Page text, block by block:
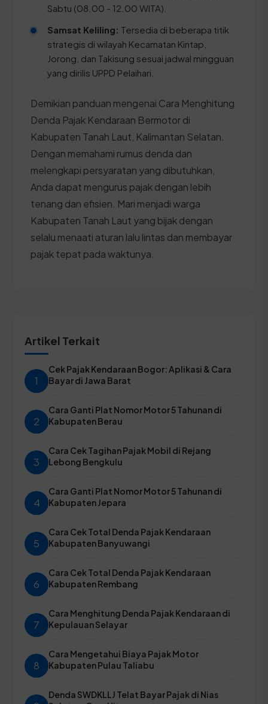
Sabtu (08.00 - 12.00 WITA).
Samsat Keliling: Tersedia di beberapa titik
strategis di wilayah Kecamatan Kintap,
Jorong, dan Takisung sesuai jadwal mingguan
yang dirilis UPPD Pelaihari.
Demikian panduan mengenai Cara Menghitung
Denda Pajak Kendaraan Bermotor di
Kabupaten Tanah Laut, Kalimantan Selatan.
Dengan memahami rumus denda dan
melengkapi persyaratan yang dibutuhkan,
Anda dapat mengurus pajak dengan lebih
tenang dan efisien. Mari menjadi warga
Kabupaten Tanah Laut yang bijak dengan
selalu menaati aturan lalu lintas dan membayar
pajak tepat pada waktunya.
Artikel Terkait
1
Cek Pajak Kendaraan Bogor: Aplikasi & Cara
Bayar di Jawa Barat
2
Cara Ganti Plat Nomor Motor 5 Tahunan di
Kabupaten Berau
3
Cara Cek Tagihan Pajak Mobil di Rejang
Lebong Bengkulu
4
Cara Ganti Plat Nomor Motor 5 Tahunan di
Kabupaten Jepara
5
Cara Cek Total Denda Pajak Kendaraan
Kabupaten Banyuwangi
6
Cara Cek Total Denda Pajak Kendaraan
Kabupaten Rembang
7
Cara Menghitung Denda Pajak Kendaraan di
Kepulauan Selayar
8
Cara Mengetahui Biaya Pajak Motor
Kabupaten Pulau Taliabu
Denda SWDKLLJ Telat Bayar Pajak di Nias